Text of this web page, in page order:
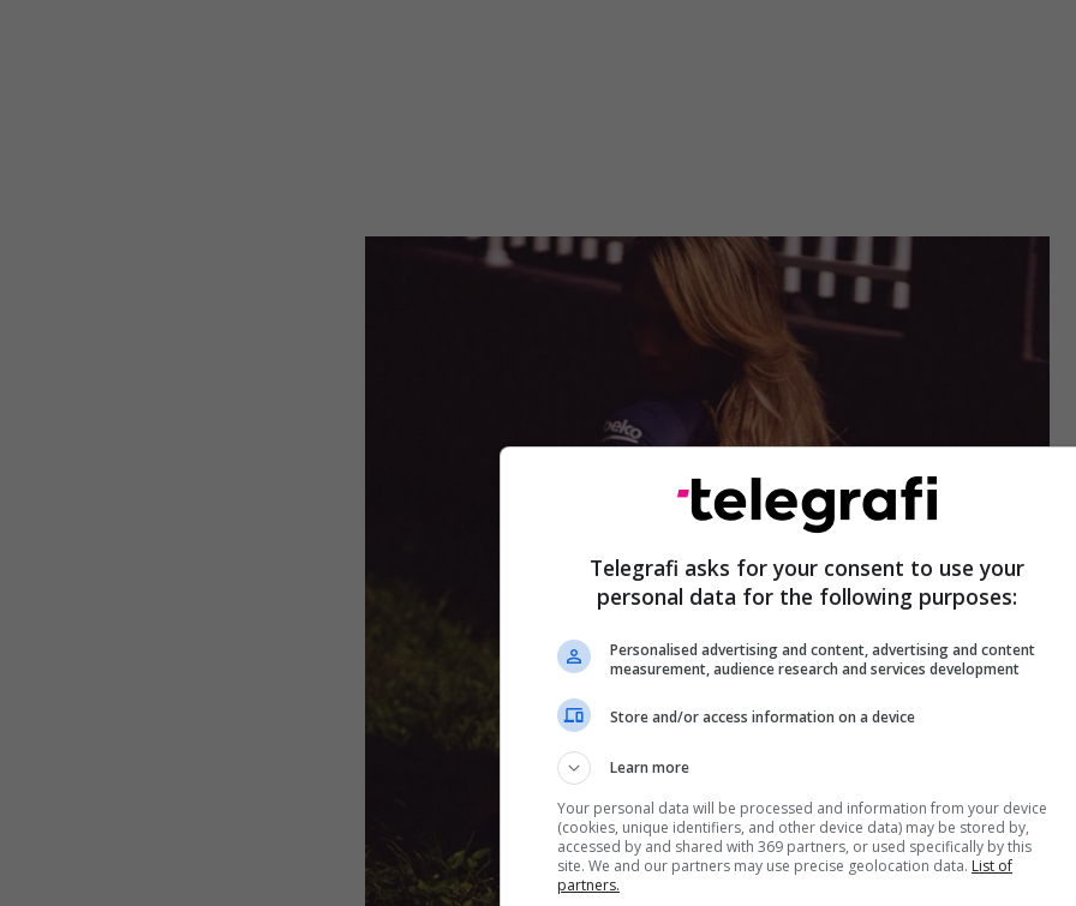
Telegrafi asks for your consent to use your
personal data for the following purposes:
Personalised advertising and content, advertising and content
measurement, audience research and services development
Store and/or access information on a device
Learn more
Your personal data will be processed and information from your device
(cookies, unique identifiers, and other device data) may be stored by,
accessed by and shared with 369 partners, or used specifically by this
site. We and our partners may use precise geolocation data. List of
partners.